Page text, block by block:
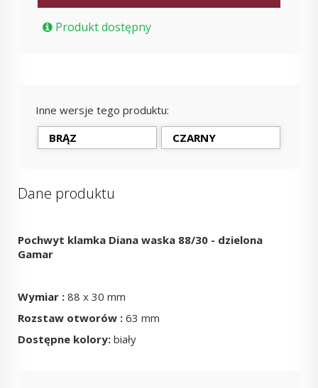
Produkt dostępny
Inne wersje tego produktu:
BRĄZ
CZARNY
Dane produktu
Pochwyt klamka Diana waska 88/30 - dzielona
Gamar
Wymiar : 88 x 30 mm
Rozstaw otworów : 63 mm
Dostępne kolory: biały